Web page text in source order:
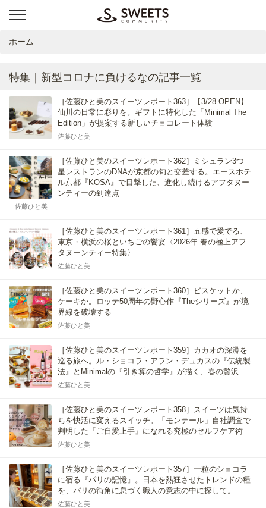
ホーム
特集｜新型コロナに負けるなの記事一覧
［佐藤ひと美のスイーツレポート363］【3/28 OPEN】
仙川の日常に彩りを。ギフトに特化した「Minimal The
Edition」が提案する新しいチョコレート体験
佐藤ひと美
［佐藤ひと美のスイーツレポート362］ミシュラン3つ
星レストランのDNAが京都の旬と交差する。エースホテ
ル京都『KŌSA』で目撃した、進化し続けるアフタヌー
ンティーの到達点
佐藤ひと美
［佐藤ひと美のスイーツレポート361］五感で愛でる、
東京・横浜の桜といちごの饗宴〈2026年 春の極上アフ
タヌーンティー特集〉
佐藤ひと美
［佐藤ひと美のスイーツレポート360］ビスケットか、
ケーキか。ロッテ50周年の野心作『Theシリーズ』が境
界線を破壊する
佐藤ひと美
［佐藤ひと美のスイーツレポート359］カカオの深淵を
巡る旅へ。ル・ショコラ・アラン・デュカスの『伝統製
法』とMinimalの『引き算の哲学』が描く、春の贅沢
佐藤ひと美
［佐藤ひと美のスイーツレポート358］スイーツは気持
ちを快活に変えるスイッチ。「モンテール」自社調査で
判明した『ご自愛上手』になれる究極のセルフケア術
佐藤ひと美
［佐藤ひと美のスイーツレポート357］一粒のショコラ
に宿る『パリの記憶』。日本を熱狂させたトレンドの種
を、パリの街角に息づく職人の意志の中に探して。
佐藤ひと美